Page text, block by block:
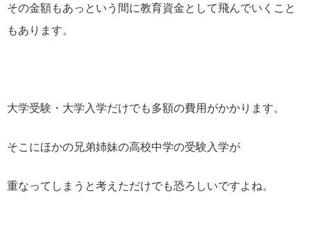
その金額もあっという間に教育資金として飛んでいくこと
もあります。
大学受験・大学入学だけでも多額の費用がかかります。
そこにほかの兄弟姉妹の高校中学の受験入学が
重なってしまうと考えただけでも恐ろしいですよね。